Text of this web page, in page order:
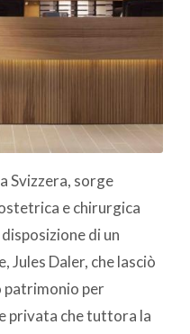
Svizzera, sorge
e chirurgica
di un
Jules Daler, che lasciò
patrimonio per
privata che tuttora la